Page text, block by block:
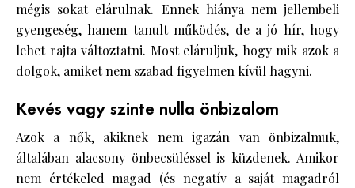
mégis sokat elárulnak. Ennek hiánya nem jellembeli
gyengeség, hanem tanult működés, de a jó hír, hogy
lehet rajta változtatni. Most eláruljuk, hogy mik azok a
dolgok, amiket nem szabad figyelmen kívül hagyni.
Kevés vagy szinte nulla önbizalom
Azok a nők, akiknek nem igazán van önbizalmuk,
általában alacsony önbecsüléssel is küzdenek. Amikor
nem értékeled magad (és negatív a saját magadról